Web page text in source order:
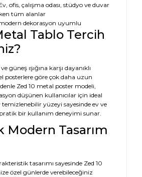
ofis, çalışma odası, stüdyo ve duvar
tüm alanlar
dekorasyon uyumlu
Tablo Tercih
güneş ışığına karşı dayanıklı
posterlere göre çok daha uzun
Zed 10 metal poster modeli,
düşünen kullanıcılar için ideal
yüzeyi sayesinde ev ve
bir kullanım deneyimi sunar.
Modern Tasarım
tasarımı sayesinde Zed 10
özel günlerde verebileceğiniz